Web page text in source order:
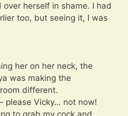
herself in shame. I had
too, but seeing it, I was
her on her neck, the
was making the
different.
please Vicky… not now!